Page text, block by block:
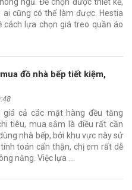
cũng có thể làm được. Hestia
lựa chọn giá treo quần áo
đồ nhà bếp tiết kiệm,
giá cả các mặt hàng đều tăng
tiêu, mua sắm là điều rất cần
nhà bếp, bởi khu vực này sử
toán cẩn thận, chị em rất dễ
năng. Việc lựa …